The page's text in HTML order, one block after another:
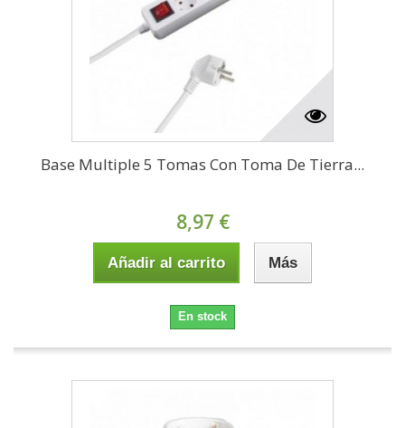
Base Multiple 5 Tomas Con Toma De Tierra...
8,97 €
Añadir al carrito Más
En stock